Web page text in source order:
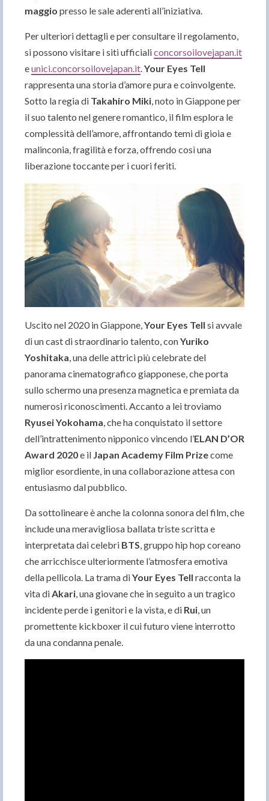
maggio presso le sale aderenti all’iniziativa.
Per ulteriori dettagli e per consultare il regolamento,
si possono visitare i siti ufficialiconcorsoilovejapan.it
eunici.concorsoilovejapan.it.Your Eyes Tell
rappresenta una storia d’amore pura e coinvolgente.
Sotto la regia di Takahiro Miki, noto in Giappone per
il suo talento nel genere romantico, il film esplora le
complessità dell’amore, affrontando temi di gioia e
malinconia, fragilità e forza, offrendo così una
liberazione toccante per i cuori feriti.
Uscito nel 2020 in Giappone, Your Eyes Tell si avvale
di un cast di straordinario talento, conYuriko
Yoshitaka , una delle attrici più celebrate del
panorama cinematografico giapponese, che porta
sullo schermo una presenza magnetica e premiata da
numerosi riconoscimenti. Accanto a lei troviamo
Ryusei Yokohama , che ha conquistato il settore
dell’intrattenimento nipponico vincendo l’ELAN D’OR
Award 2020e il Japan Academy Film Prizecome
miglior esordiente, in una collaborazione attesa con
entusiasmo dal pubblico.
Da sottolineare è anche la colonna sonora del film, che
include una meravigliosa ballata triste scritta e
interpretata dai celebri BTS , gruppo hip hop coreano
che arricchisce ulteriormente l’atmosfera emotiva
della pellicola. La trama diYour Eyes Tell racconta la
vita di Akari , una giovane che in seguito a un tragico
incidente perde i genitori e la vista, e di Rui , un
promettente kickboxer il cui futuro viene interrotto
da una condanna penale.